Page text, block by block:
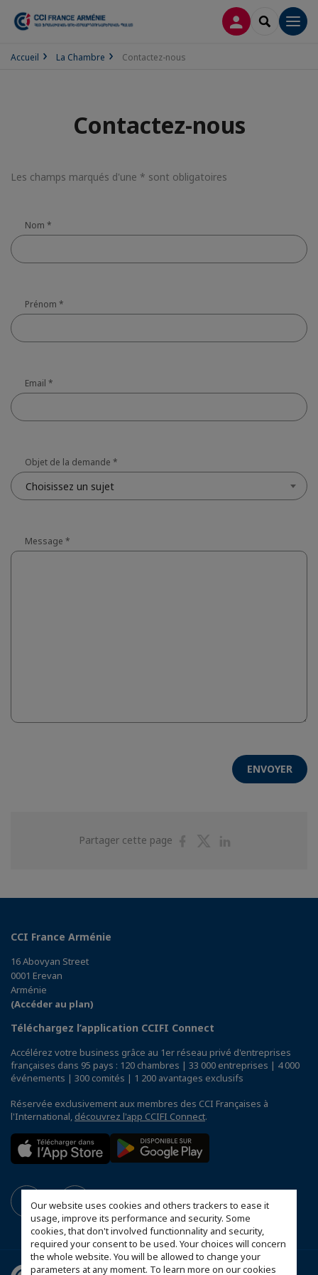
Our website uses cookies and others trackers to ease it
usage, improve its performance and security. Some
cookies, that don't involved functionnality and security,
required your consent to be used. Your choices will concern
the whole website. You will be allowed to change your
parameters at any moment. To learn more on our cookies
CONNEXION
Accueil La Chambre Contactez-nous
Contactez-nous
Les champs marqués d'une * sont obligatoires
Nom *
Prénom *
Email *
Objet de la demande *
Choisissez un sujet
Message *
ENVOYER
Partager cette page
PartagerPartager
CCI France Arménie
16 Abovyan Street
0001 Erevan
Arménie
(Accéder au plan)
Téléchargez l’application CCIFI Connect
Accélérez votre business grâce au 1er réseau privé d'entreprises
françaises dans 95 pays : 120 chambres | 33 000 entreprises | 4 000
événements | 300 comités | 1 200 avantages exclusifs
Réservée exclusivement aux membres des CCI Françaises à
l'International, découvrez l'app CCIFI Connect.